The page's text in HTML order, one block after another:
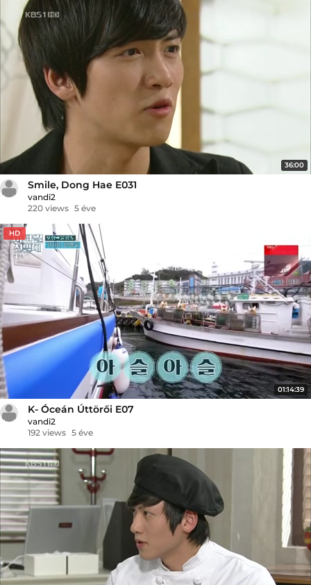
36:00
Smile, Dong Hae E031
vandi2
220 views 5 éve
HD
01:14:39
K- Óceán Úttörői E07
vandi2
192 views 5 éve